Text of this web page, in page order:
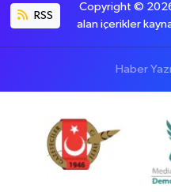
RSS
Copyright ©
alan içerikler
Haber